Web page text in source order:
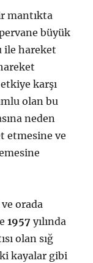
mantıkta
büyük
ile hareket
karşı
olan bu
neden
etmesine ve
orada
1957 yılında
olan sığ
kayalar gibi